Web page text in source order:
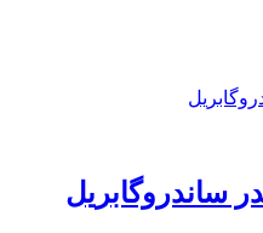
ساندروگابریل